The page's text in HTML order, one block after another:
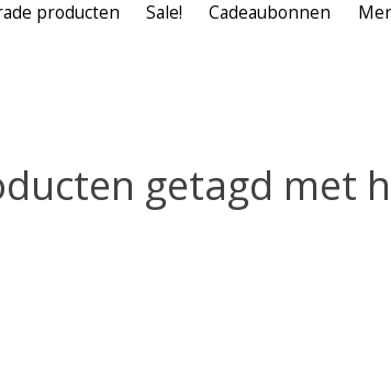
producten
Sale! Cadeaubonnen
getagd met